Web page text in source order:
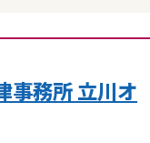
事務所 立川オ